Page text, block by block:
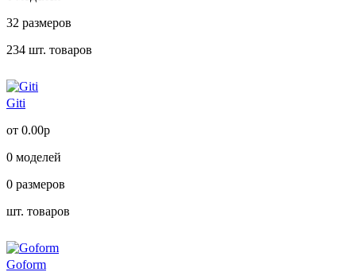
32 размеров
234 шт. товаров
Giti
от 0.00р
0 моделей
0 размеров
шт. товаров
Goform